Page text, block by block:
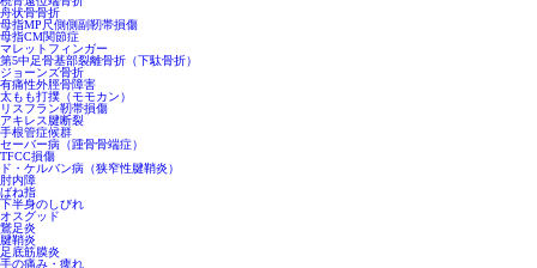
舟状骨骨折
母指MP尺側側副靭帯損傷
母指CM関節症
マレットフィンガー
第5中足骨基部裂離骨折（下駄骨折）
ジョーンズ骨折
有痛性外脛骨障害
太もも打撲（モモカン）
リスフラン靭帯損傷
アキレス腱断裂
手根管症候群
セーバー病（踵骨骨端症）
TFCC損傷
ド・ケルバン病（狭窄性腱鞘炎）
肘内障
ばね指
下半身のしびれ
オスグッド
鵞足炎
腱鞘炎
足底筋膜炎
手の痛み・痺れ